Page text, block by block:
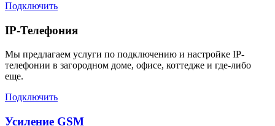
Подключить
IP-Телефония
Мы предлагаем услуги по подключению и настройке IP-
телефонии в загородном доме, офисе, коттедже и где-либо
еще.
Подключить
Усиление GSM